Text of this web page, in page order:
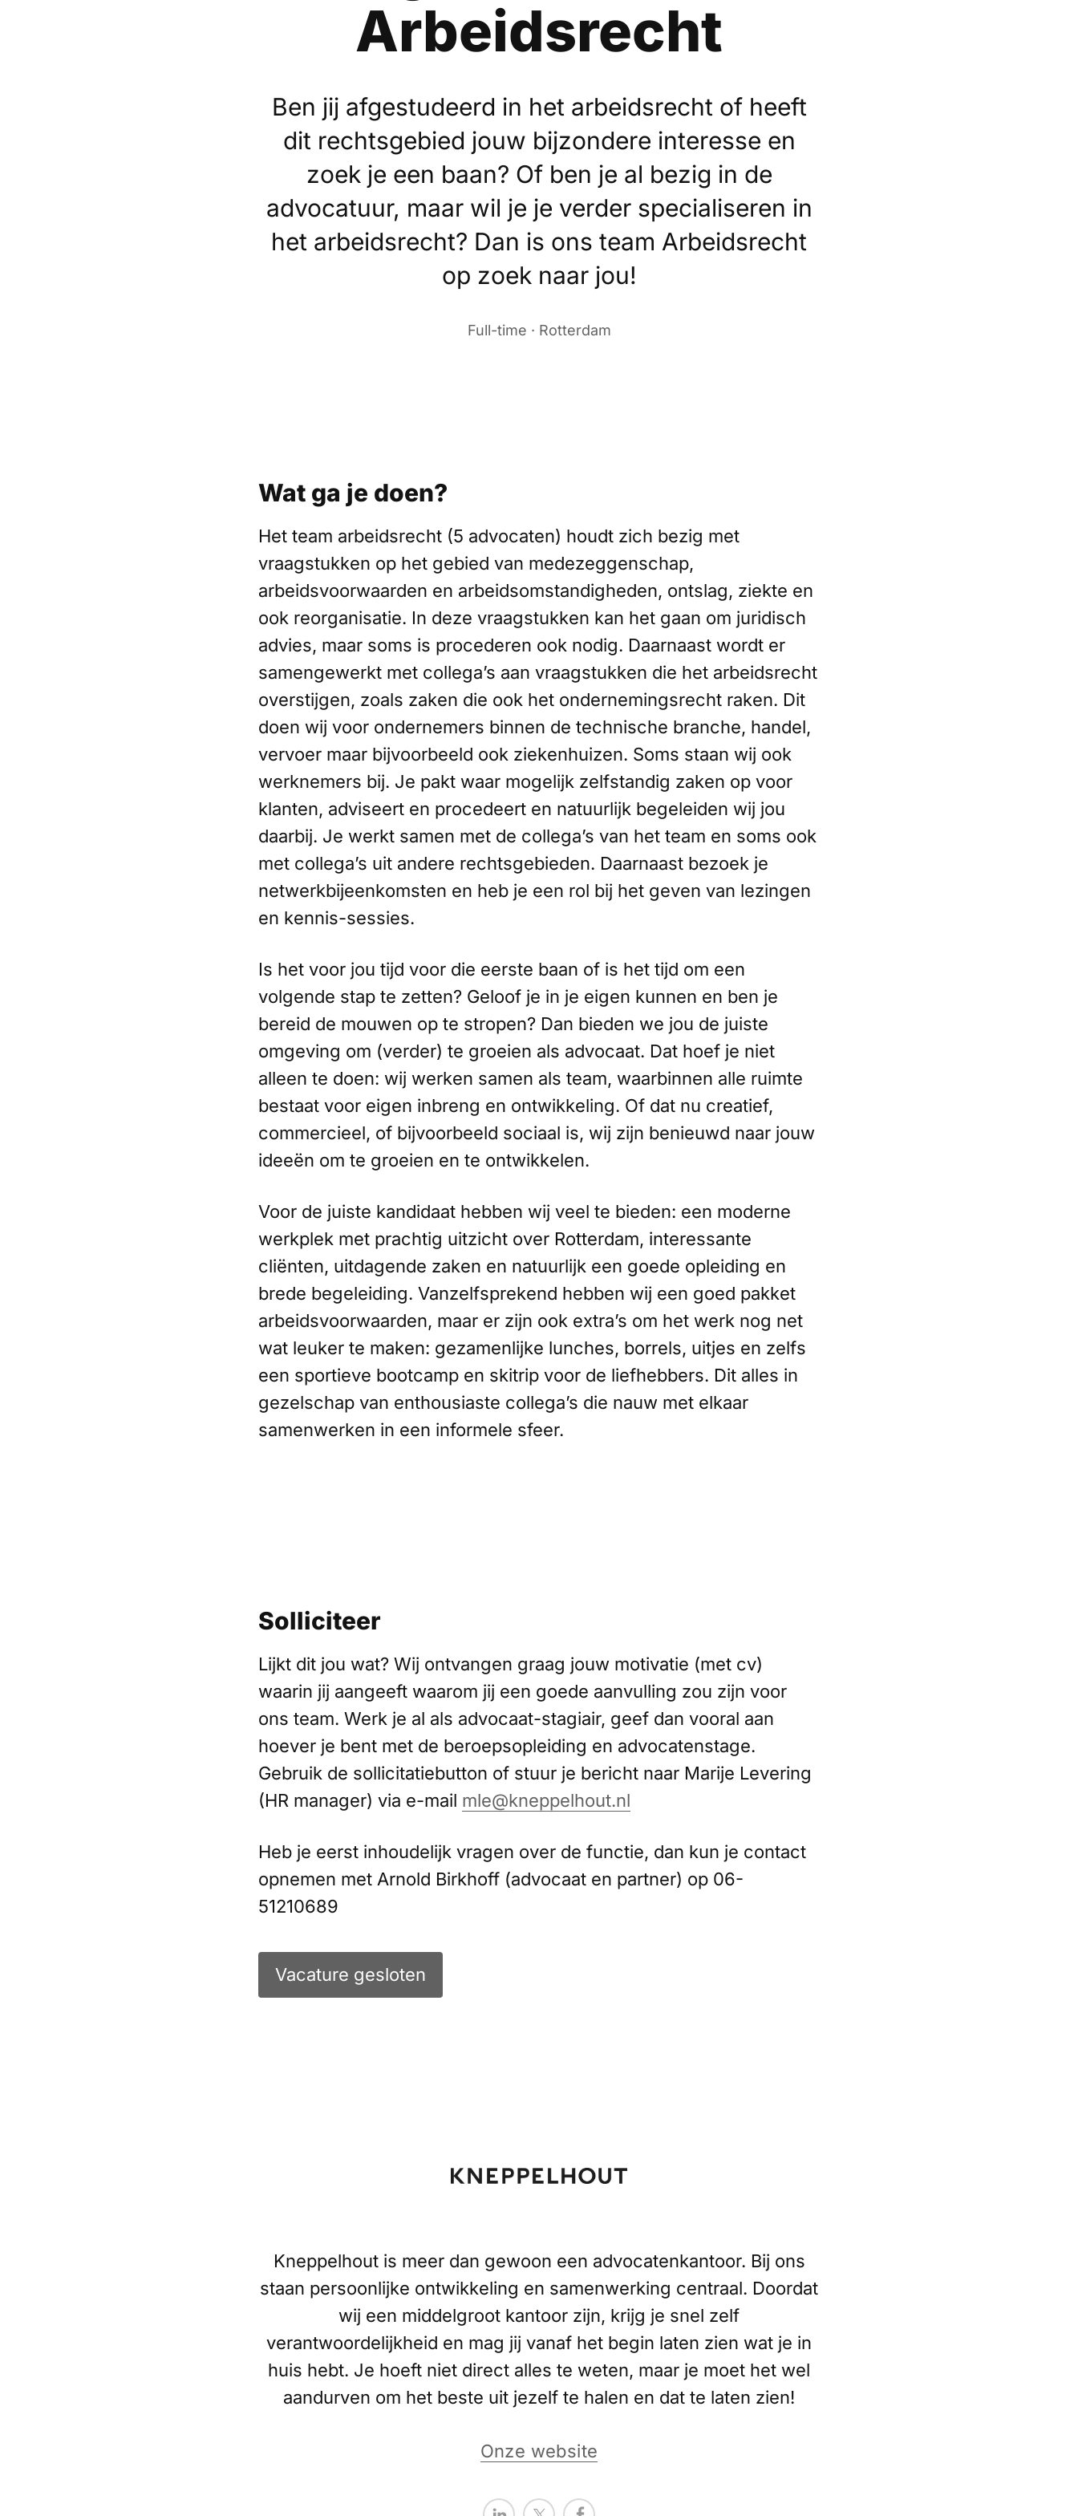
Arbeidsrecht
Ben jij afgestudeerd in het arbeidsrecht of heeft
dit rechtsgebied jouw bijzondere interesse en
zoek je een baan? Of ben je al bezig in de
advocatuur, maar wil je je verder specialiseren in
het arbeidsrecht? Dan is ons team Arbeidsrecht
op zoek naar jou!
Full-time · Rotterdam
Wat ga je doen?
Het team arbeidsrecht (5 advocaten) houdt zich bezig met
vraagstukken op het gebied van medezeggenschap,
arbeidsvoorwaarden en arbeidsomstandigheden, ontslag, ziekte en
ook reorganisatie. In deze vraagstukken kan het gaan om juridisch
advies, maar soms is procederen ook nodig. Daarnaast wordt er
samengewerkt met collega’s aan vraagstukken die het arbeidsrecht
overstijgen, zoals zaken die ook het ondernemingsrecht raken. Dit
doen wij voor ondernemers binnen de technische branche, handel,
vervoer maar bijvoorbeeld ook ziekenhuizen. Soms staan wij ook
werknemers bij. Je pakt waar mogelijk zelfstandig zaken op voor
klanten, adviseert en procedeert en natuurlijk begeleiden wij jou
daarbij. Je werkt samen met de collega’s van het team en soms ook
met collega’s uit andere rechtsgebieden. Daarnaast bezoek je
netwerkbijeenkomsten en heb je een rol bij het geven van lezingen
en kennis-sessies.
Is het voor jou tijd voor die eerste baan of is het tijd om een
volgende stap te zetten? Geloof je in je eigen kunnen en ben je
bereid de mouwen op te stropen? Dan bieden we jou de juiste
omgeving om (verder) te groeien als advocaat. Dat hoef je niet
alleen te doen: wij werken samen als team, waarbinnen alle ruimte
bestaat voor eigen inbreng en ontwikkeling. Of dat nu creatief,
commercieel, of bijvoorbeeld sociaal is, wij zijn benieuwd naar jouw
ideeën om te groeien en te ontwikkelen.
Voor de juiste kandidaat hebben wij veel te bieden: een moderne
werkplek met prachtig uitzicht over Rotterdam, interessante
cliënten, uitdagende zaken en natuurlijk een goede opleiding en
brede begeleiding. Vanzelfsprekend hebben wij een goed pakket
arbeidsvoorwaarden, maar er zijn ook extra’s om het werk nog net
wat leuker te maken: gezamenlijke lunches, borrels, uitjes en zelfs
een sportieve bootcamp en skitrip voor de liefhebbers. Dit alles in
gezelschap van enthousiaste collega’s die nauw met elkaar
samenwerken in een informele sfeer.
Solliciteer
Lijkt dit jou wat? Wij ontvangen graag jouw motivatie (met cv)
waarin jij aangeeft waarom jij een goede aanvulling zou zijn voor
ons team. Werk je al als advocaat-stagiair, geef dan vooral aan
hoever je bent met de beroepsopleiding en advocatenstage.
Gebruik de sollicitatiebutton of stuur je bericht naar Marije Levering
(HR manager) via e-mail mle@kneppelhout.nl
Heb je eerst inhoudelijk vragen over de functie, dan kun je contact
opnemen met Arnold Birkhoff (advocaat en partner) op 06-
51210689
Vacature gesloten
Kneppelhout is meer dan gewoon een advocatenkantoor. Bij ons
staan persoonlijke ontwikkeling en samenwerking centraal. Doordat
wij een middelgroot kantoor zijn, krijg je snel zelf
verantwoordelijkheid en mag jij vanaf het begin laten zien wat je in
huis hebt. Je hoeft niet direct alles te weten, maar je moet het wel
aandurven om het beste uit jezelf te halen en dat te laten zien!
Onze website